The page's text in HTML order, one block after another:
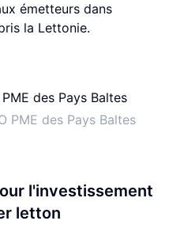
émetteurs dans
la Lettonie.
PME des Pays Baltes
l'investissement
letton